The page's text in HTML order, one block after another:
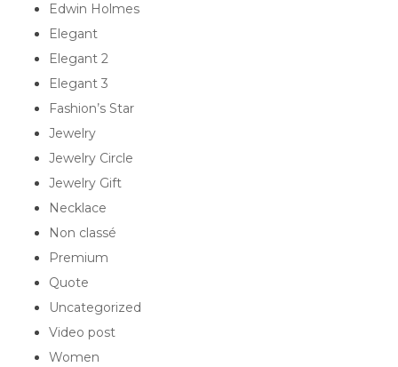
Edwin Holmes
Elegant
Elegant 2
Elegant 3
Fashion’s Star
Jewelry
Jewelry Circle
Jewelry Gift
Necklace
Non classé
Premium
Quote
Uncategorized
Video post
Women